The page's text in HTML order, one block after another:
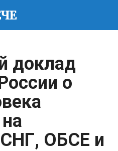
доклад
о
ОБСЕ и